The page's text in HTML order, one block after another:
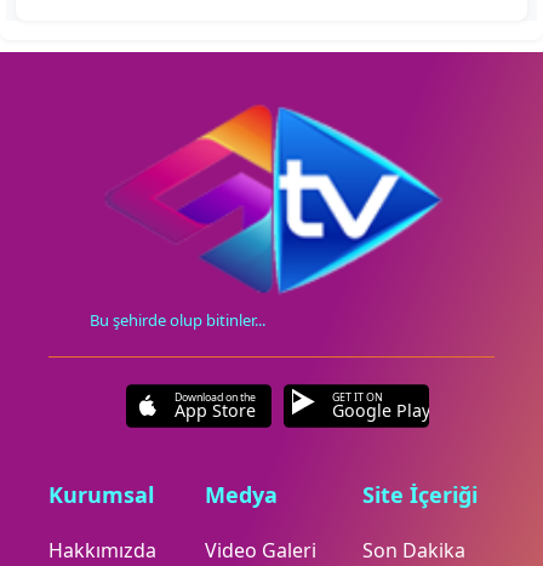
Bu şehirde olup bitinler...
Download on the
App Store
GET IT ON
Google Play
Kurumsal
Hakkımızda
Medya
Video Galeri
Site İçeriği
Son Dakika